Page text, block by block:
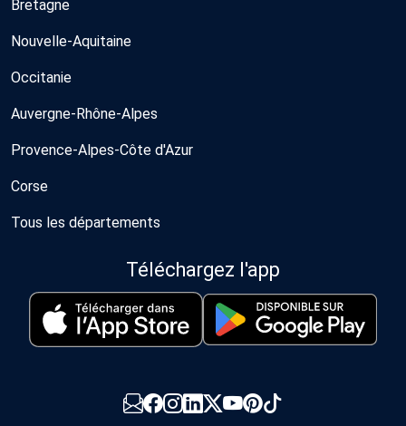
Bretagne
Nouvelle-Aquitaine
Occitanie
Auvergne-Rhône-Alpes
Provence-Alpes-Côte d'Azur
Corse
Tous les départements
Téléchargez l'app